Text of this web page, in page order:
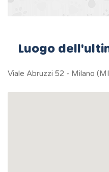
Luogo
Viale Abruzzi 52 - Milano